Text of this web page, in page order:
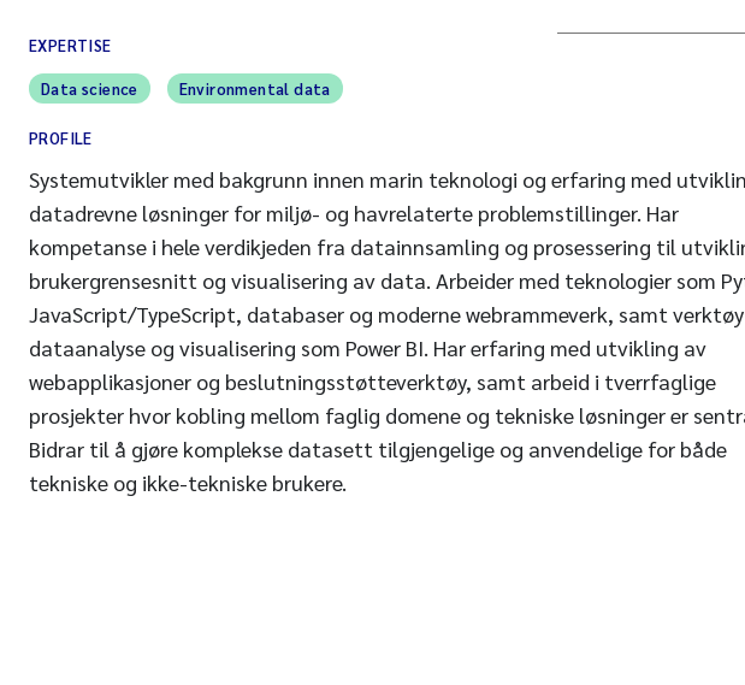
EXPERTISE
Data science Environmental data
PROFILE
Systemutvikler med bakgrunn innen marin teknologi og erfaring med
datadrevne løsninger for miljø- og havrelaterte problemstillinger. Har
kompetanse i hele verdikjeden fra datainnsamling og prosessering til
brukergrensesnitt og visualisering av data. Arbeider med teknologier som
JavaScript/TypeScript, databaser og moderne webrammeverk, samt
dataanalyse og visualisering som Power BI. Har erfaring med utvikling av
webapplikasjoner og beslutningsstøtteverktøy, samt arbeid i tverrfaglige
prosjekter hvor kobling mellom faglig domene og tekniske løsninger er
Bidrar til å gjøre komplekse datasett tilgjengelige og anvendelige for både
tekniske og ikke-tekniske brukere.